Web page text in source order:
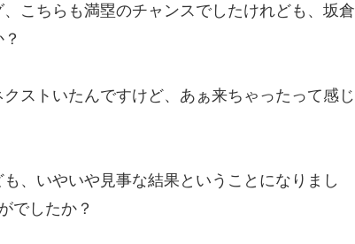
こちらも満塁のチャンスでしたけれども、坂倉
ストいたんですけど、あぁ来ちゃったって感じ
、いやいや見事な結果ということになりまし
でしたか？